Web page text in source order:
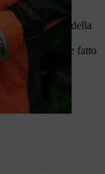
o per la festa della
Allora ti
casa: un cuore fatto
nella